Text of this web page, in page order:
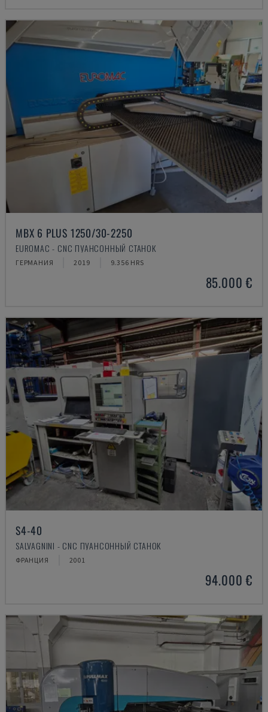
MBX 6 PLUS 1250/30-2250
EUROMAC - CNC ПУАНСОННЫЙ СТАНОК
ГЕРМАНИЯ 2019 9.356 HRS
85.000 €
S4-40
SALVAGNINI - CNC ПУАНСОННЫЙ СТАНОК
ФРАНЦИЯ 2001
94.000 €